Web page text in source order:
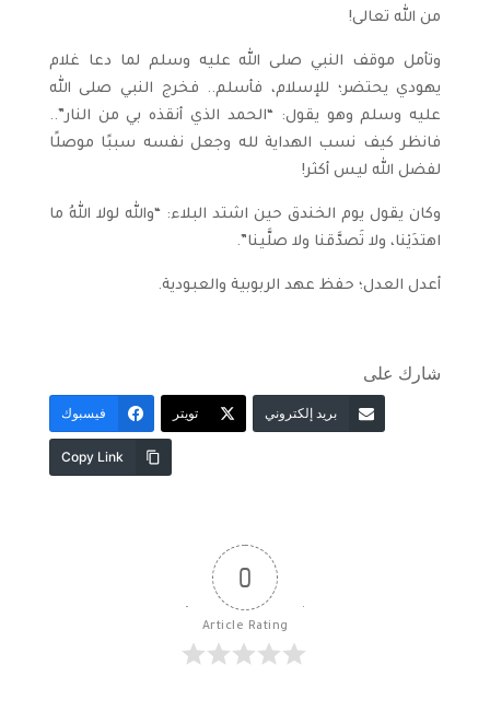
من الله تعالى!
وتأمل موقف النبي صلى الله عليه وسلم لما دعا غلام
يهودي يحتضر؛ للإسلام، فأسلم.. فخرج النبي صلى الله
عليه وسلم وهو يقول: “الحمد الذي أنقذه بي من النار”..
فانظر كيف نسب الهداية لله وجعل نفسه سببًا موصلًا
لفضل الله ليس أكثر!
وكان يقول يوم الخندق حين اشتد البلاء: “والله لولا اللهُ ما
اهتدَيْنا، ولا تَصدَّقنا ولا صلَّينا”.
أعدل العدل؛ حفظ عهد الربوبية والعبودية.
شارك على
فيسبوك تويتر بريد إلكتروني
Copy Link
0
Article Rating